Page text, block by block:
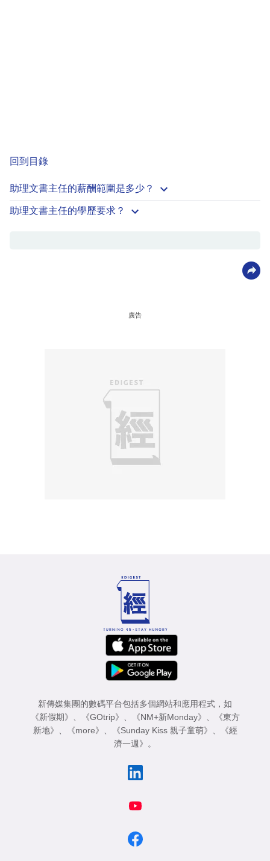
回到目錄
助理文書主任的薪酬範圍是多少？
助理文書主任的學歷要求？
廣告
新傳媒集團的數碼平台包括多個網站和應用程式，如
《新假期》
《GOtrip》 《NM+新Monday》
《東方
新地》
《more》 《Sunday Kiss 親子童萌》
《經
濟一週》
。